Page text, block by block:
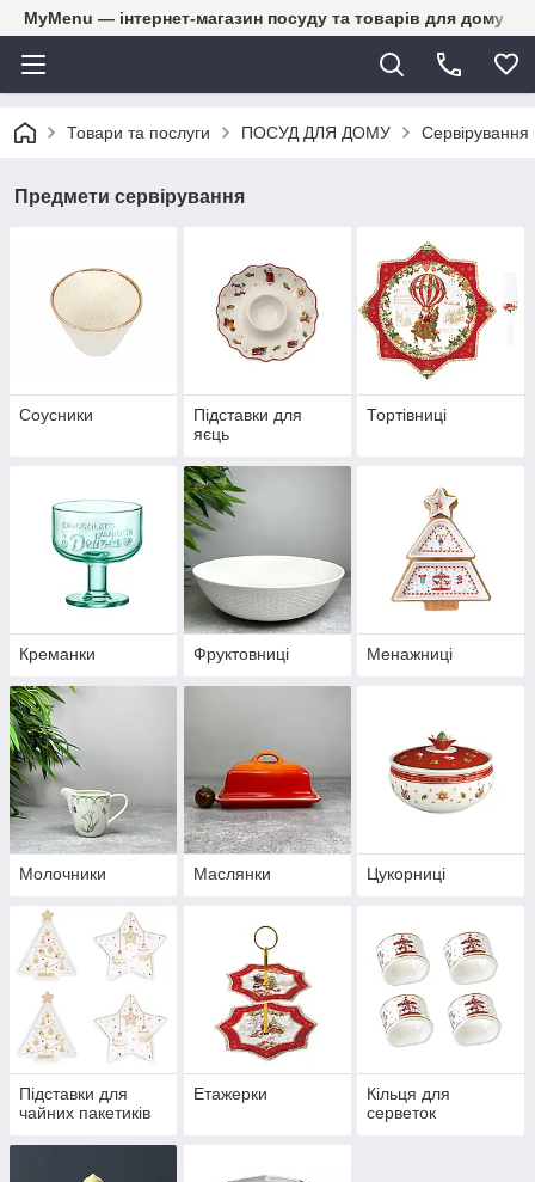
MyMenu — інтернет-магазин посуду та товарів для дому
Товари та послуги ПОСУД ДЛЯ ДОМУ Сервірування
Предмети сервірування
Соусники
Підставки для
яєць
Тортівниці
Креманки Фруктовниці Менажниці
Молочники Маслянки Цукорниці
Підставки для
чайних пакетиків
Етажерки
Кільця для
серветок